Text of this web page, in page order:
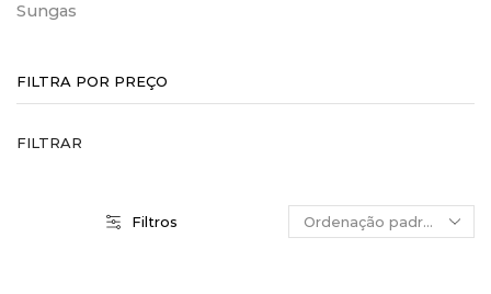
Filtros
Sungas
FILTRA POR PREÇO
FILTRAR